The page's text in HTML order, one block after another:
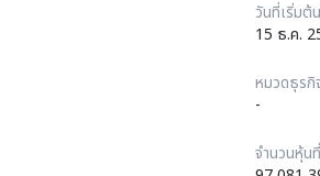
วันที่เริ่มต้
15 ธ.ค.
หมวดธุรกิ
-
จำนวนหุ้น